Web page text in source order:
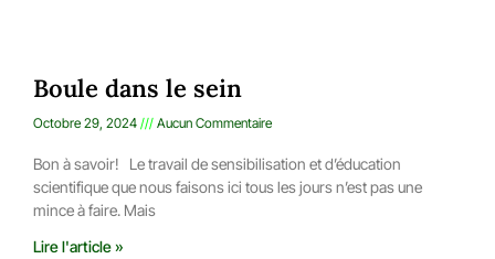
Boule dans le sein
Octobre 29, 2024 Aucun Commentaire
Bon à savoir! Le travail de sensibilisation et d’éducation
scientifique que nous faisons ici tous les jours n’est pas une
mince à faire. Mais
Lire l'article »